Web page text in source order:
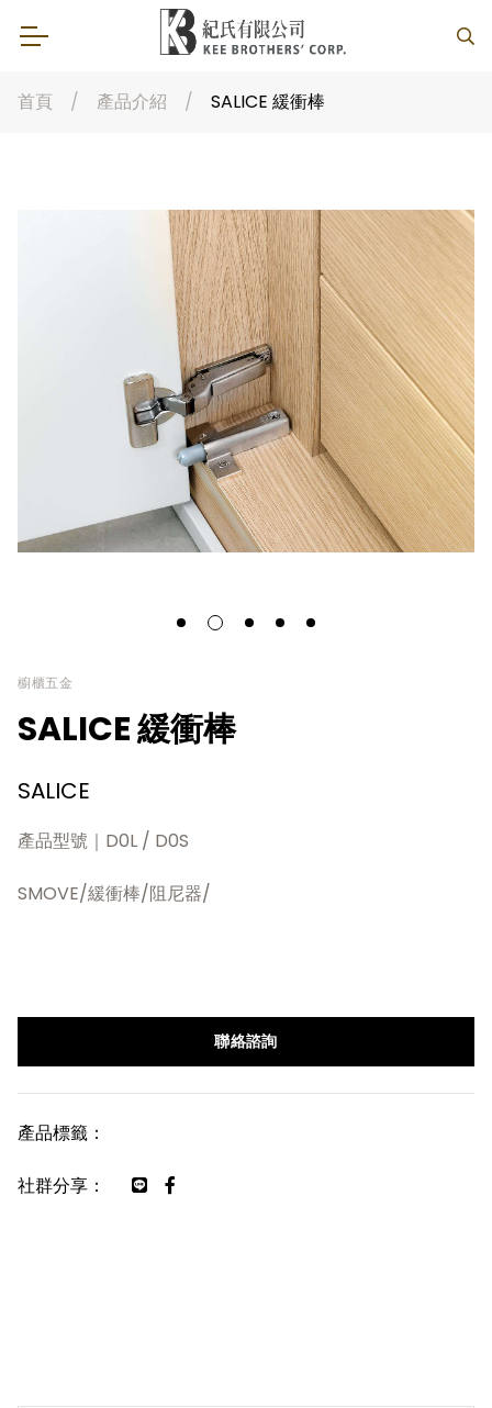
首頁 產品介紹 SALICE 緩衝棒
櫥櫃五金
SALICE 緩衝棒
SALICE
產品型號｜D0L / D0S
SMOVE/緩衝棒/阻尼器/
聯絡諮詢
產品標籤：
社群分享：